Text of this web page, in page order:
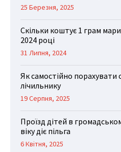
25 Березня, 2025
Скільки коштує 1 грам
2024 році
31 Липня, 2024
Як самостійно порахувати
лічильнику
19 Серпня, 2025
Проїзд дітей в
віку діє пільга
6 Квітня, 2025